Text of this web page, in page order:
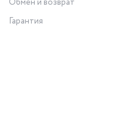
Обмен и возврат
Гарантия